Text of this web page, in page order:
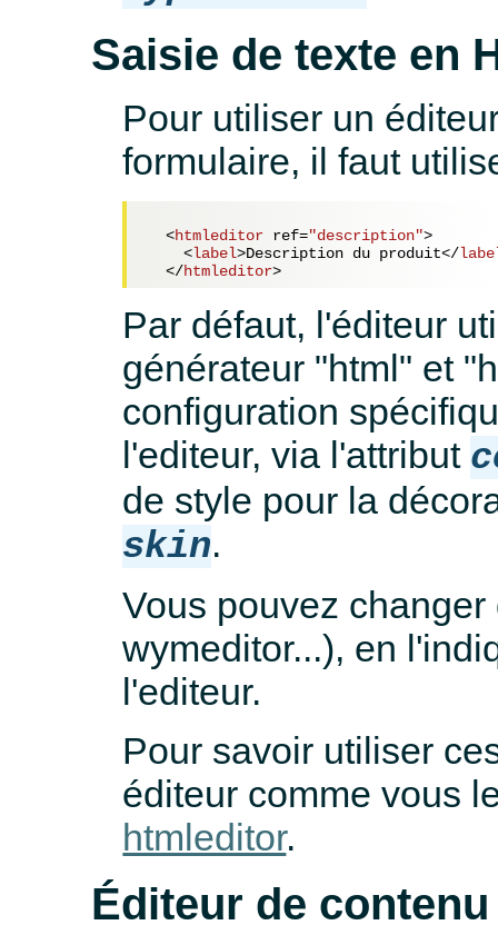
Saisie de texte en
Pour utiliser un
formulaire, il faut
<htmleditor ref="description">
<label>Description du produit</
</htmleditor>
Par défaut, l'éditeur
générateur "html" et
configuration
l'editeur, via l'attribut
de style pour la
skin.
Vous pouvez
wymeditor...), en
l'editeur.
Pour savoir utiliser
éditeur comme vous
htmleditor.
Éditeur de